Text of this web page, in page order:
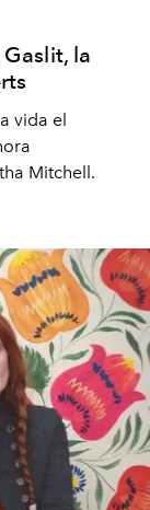
la
vida el
Mitchell.